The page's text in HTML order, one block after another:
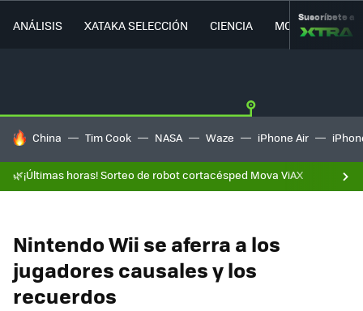
ANÁLISIS XATAKA SELECCIÓN CIENCIA MOVILIDAD
Suscríbete a
HOY SE HABLA DE
China Tim Cook NASA Waze iPhone Air
🌿¡Últimas horas! Sorteo de robot cortacésped Mova ViAX
Nintendo Wii se aferra a los
jugadores causales y los
recuerdos